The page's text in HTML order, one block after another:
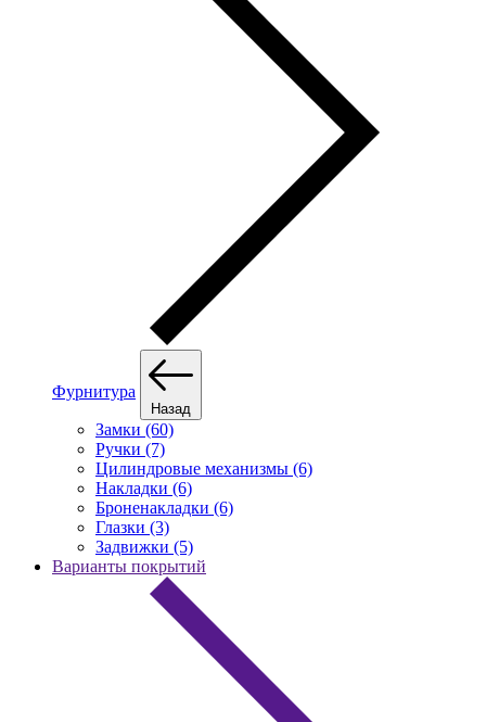
Фурнитура
Назад
Замки (60)
Ручки (7)
Цилиндровые механизмы (6)
Накладки (6)
Броненакладки (6)
Глазки (3)
Задвижки (5)
Варианты покрытий